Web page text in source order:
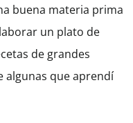
buena materia prima
un plato de
de grandes
algunas que aprendí